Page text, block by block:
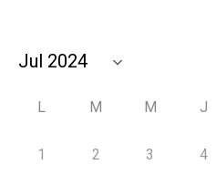
L M M J
1 2 3 4